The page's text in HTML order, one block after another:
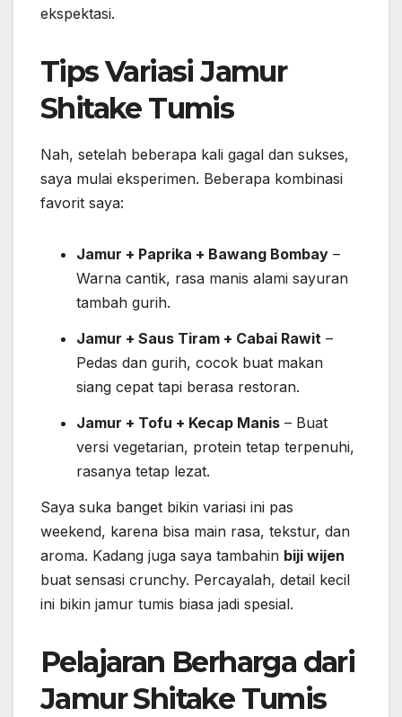
ekspektasi.
Tips Variasi Jamur
Shitake Tumis
Nah, setelah beberapa kali gagal dan sukses,
saya mulai eksperimen. Beberapa kombinasi
favorit saya:
Jamur + Paprika + Bawang Bombay –
Warna cantik, rasa manis alami sayuran
tambah gurih.
Jamur + Saus Tiram + Cabai Rawit –
Pedas dan gurih, cocok buat makan
siang cepat tapi berasa restoran.
Jamur + Tofu + Kecap Manis – Buat
versi vegetarian, protein tetap terpenuhi,
rasanya tetap lezat.
Saya suka banget bikin variasi ini pas
weekend, karena bisa main rasa, tekstur, dan
aroma. Kadang juga saya tambahin biji wijen
buat sensasi crunchy. Percayalah, detail kecil
ini bikin jamur tumis biasa jadi spesial.
Pelajaran Berharga dari
Jamur Shitake Tumis